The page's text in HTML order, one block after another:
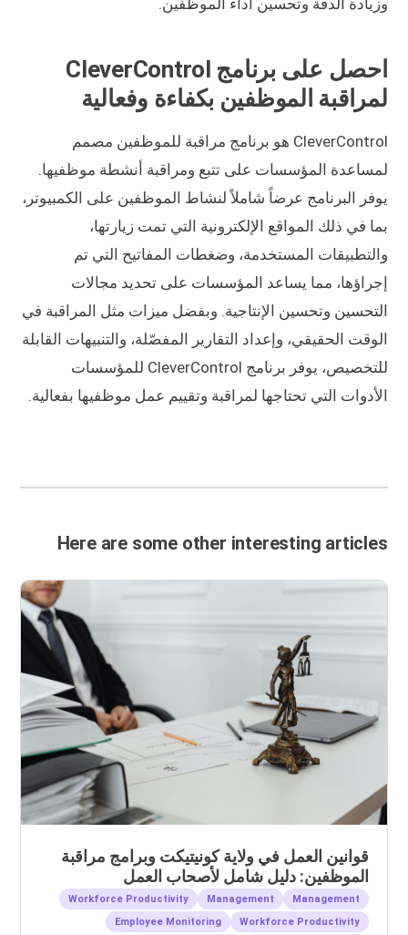
وزيادة الدقة وتحسين أداء الموظفين.
احصل على برنامج CleverControl
لمراقبة الموظفين بكفاءة وفعالية
CleverControl هو برنامج مراقبة للموظفين مصمم
لمساعدة المؤسسات على تتبع ومراقبة أنشطة موظفيها.
يوفر البرنامج عرضاً شاملاً لنشاط الموظفين على الكمبيوتر،
بما في ذلك المواقع الإلكترونية التي تمت زيارتها،
والتطبيقات المستخدمة، وضغطات المفاتيح التي تم
إجراؤها، مما يساعد المؤسسات على تحديد مجالات
التحسين وتحسين الإنتاجية. وبفضل ميزات مثل المراقبة في
الوقت الحقيقي، وإعداد التقارير المفصّلة، والتنبيهات القابلة
للتخصيص، يوفر برنامج CleverControl للمؤسسات
الأدوات التي تحتاجها لمراقبة وتقييم عمل موظفيها بفعالية.
Here are some other interesting articles
قوانين العمل في ولاية كونيتيكت وبرامج مراقبة
الموظفين: دليل شامل لأصحاب العمل
Management
Management
Workforce Productivity
Workforce Productivity
Employee Monitoring